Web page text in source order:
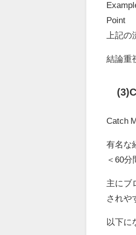
Point
上記
結論重
Catch
有名な
＜60
主にブ
されや
以下に